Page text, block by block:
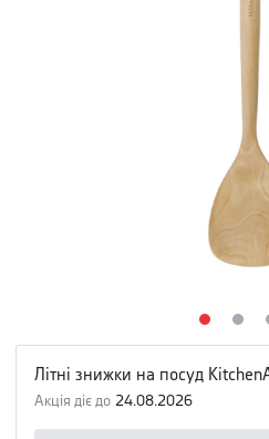
Літні знижки на посуд
Акція діє до 24.08.2026